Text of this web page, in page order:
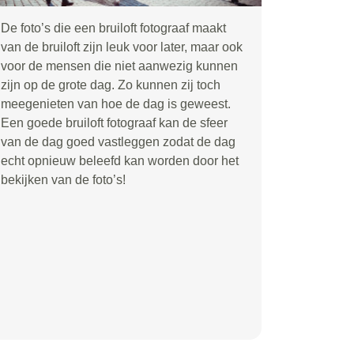
De foto’s die een bruiloft fotograaf maakt
van de bruiloft zijn leuk voor later, maar ook
voor de mensen die niet aanwezig kunnen
zijn op de grote dag. Zo kunnen zij toch
meegenieten van hoe de dag is geweest.
Een goede bruiloft fotograaf kan de sfeer
van de dag goed vastleggen zodat de dag
echt opnieuw beleefd kan worden door het
bekijken van de foto’s!